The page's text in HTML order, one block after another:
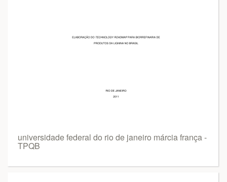
universidade federal do rio de janeiro márcia frança -
TPQB